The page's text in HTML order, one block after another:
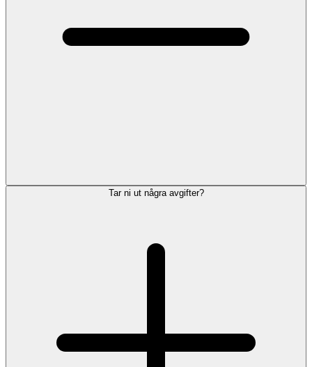
Tar ni ut några avgifter?